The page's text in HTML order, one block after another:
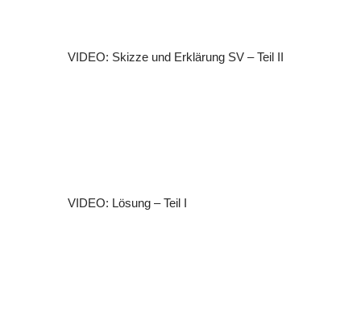
VIDEO: Skizze und Erklärung SV – Teil II
VIDEO: Lösung – Teil I